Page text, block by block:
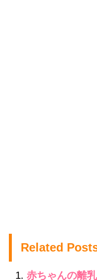
Related
赤ちゃんの離